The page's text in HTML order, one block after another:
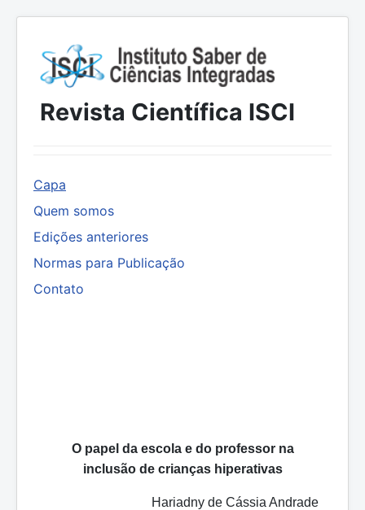
Revista Científica ISCI
Capa
Quem somos
Edições anteriores
Normas para Publicação
Contato
O papel da escola e do professor na
inclusão de crianças hiperativas
Hariadny de Cássia Andrade